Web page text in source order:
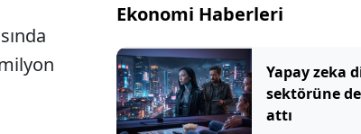
Ekonomi Haberleri
Yapay zeka
sektörüne
attı